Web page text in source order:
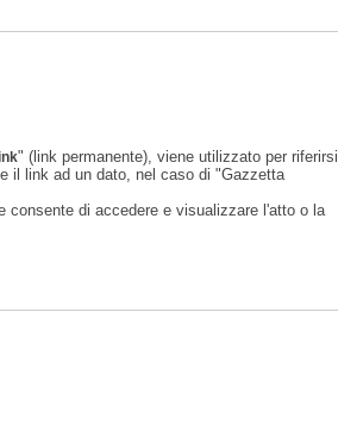
" (link permanente), viene utilizzato per riferirsi
il link ad un dato, nel caso di "Gazzetta
consente di accedere e visualizzare l'atto o la